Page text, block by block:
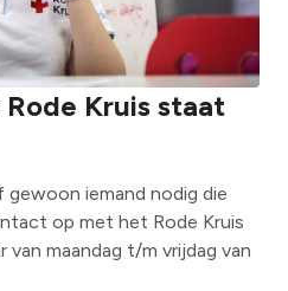
Kruis staat
iemand nodig die
op met het Rode Kruis
maandag t/m vrijdag van